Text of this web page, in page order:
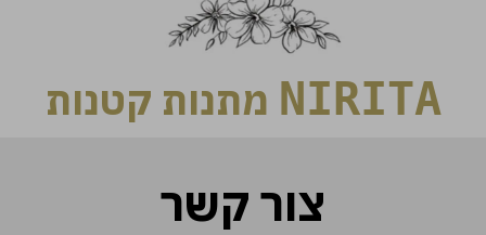
NIRITA מתנות קטנות
צור קשר